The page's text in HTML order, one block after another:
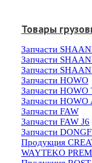
Товары
Запчасти
Запчасти
Запчасти
Запчасти HOWO
Запчасти HOWO
Запчасти HOWO
Запчасти FAW
Запчасти FAW J6
Запчасти
Продукция
WAYTEKO